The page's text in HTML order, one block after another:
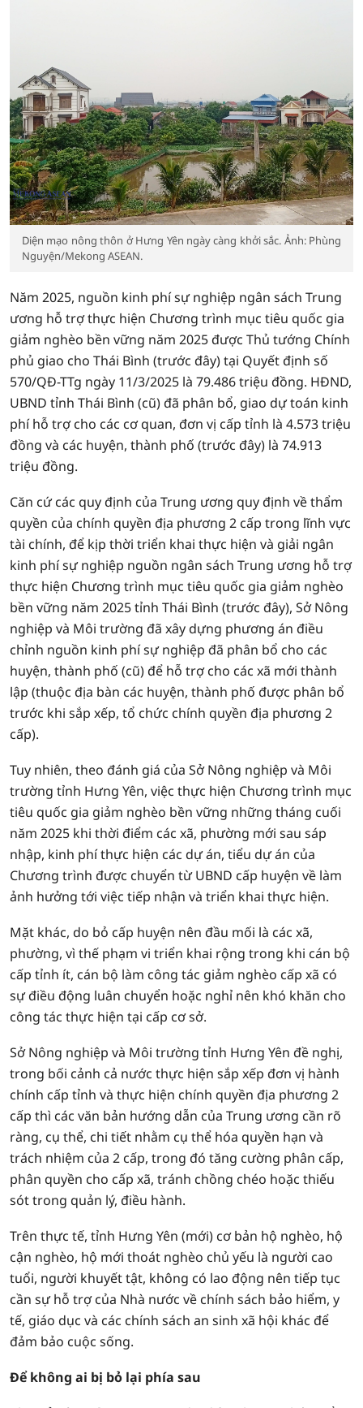
Diện mạo nông thôn ở Hưng Yên ngày càng khởi sắc. Ảnh: Phùng
Nguyện/Mekong ASEAN.
Năm 2025, nguồn kinh phí sự nghiệp ngân sách Trung
ương hỗ trợ thực hiện Chương trình mục tiêu quốc gia
giảm nghèo bền vững năm 2025 được Thủ tướng Chính
phủ giao cho Thái Bình (trước đây) tại Quyết định số
570/QĐ-TTg ngày 11/3/2025 là 79.486 triệu đồng. HĐND,
UBND tỉnh Thái Bình (cũ) đã phân bổ, giao dự toán kinh
phí hỗ trợ cho các cơ quan, đơn vị cấp tỉnh là 4.573 triệu
đồng và các huyện, thành phố (trước đây) là 74.913
triệu đồng.
Căn cứ các quy định của Trung ương quy định về thẩm
quyền của chính quyền địa phương 2 cấp trong lĩnh vực
tài chính, để kịp thời triển khai thực hiện và giải ngân
kinh phí sự nghiệp nguồn ngân sách Trung ương hỗ trợ
thực hiện Chương trình mục tiêu quốc gia giảm nghèo
bền vững năm 2025 tỉnh Thái Bình (trước đây), Sở Nông
nghiệp và Môi trường đã xây dựng phương án điều
chỉnh nguồn kinh phí sự nghiệp đã phân bổ cho các
huyện, thành phố (cũ) để hỗ trợ cho các xã mới thành
lập (thuộc địa bàn các huyện, thành phố được phân bổ
trước khi sắp xếp, tổ chức chính quyền địa phương 2
cấp).
Tuy nhiên, theo đánh giá của Sở Nông nghiệp và Môi
trường tỉnh Hưng Yên, việc thực hiện Chương trình mục
tiêu quốc gia giảm nghèo bền vững những tháng cuối
năm 2025 khi thời điểm các xã, phường mới sau sáp
nhập, kinh phí thực hiện các dự án, tiểu dự án của
Chương trình được chuyển từ UBND cấp huyện về làm
ảnh hưởng tới việc tiếp nhận và triển khai thực hiện.
Mặt khác, do bỏ cấp huyện nên đầu mối là các xã,
phường, vì thế phạm vi triển khai rộng trong khi cán bộ
cấp tỉnh ít, cán bộ làm công tác giảm nghèo cấp xã có
sự điều động luân chuyển hoặc nghỉ nên khó khăn cho
công tác thực hiện tại cấp cơ sở.
Sở Nông nghiệp và Môi trường tỉnh Hưng Yên đề nghị,
trong bối cảnh cả nước thực hiện sắp xếp đơn vị hành
chính cấp tỉnh và thực hiện chính quyền địa phương 2
cấp thì các văn bản hướng dẫn của Trung ương cần rõ
ràng, cụ thể, chi tiết nhằm cụ thể hóa quyền hạn và
trách nhiệm của 2 cấp, trong đó tăng cường phân cấp,
phân quyền cho cấp xã, tránh chồng chéo hoặc thiếu
sót trong quản lý, điều hành.
Trên thực tế, tỉnh Hưng Yên (mới) cơ bản hộ nghèo, hộ
cận nghèo, hộ mới thoát nghèo chủ yếu là người cao
tuổi, người khuyết tật, không có lao động nên tiếp tục
cần sự hỗ trợ của Nhà nước về chính sách bảo hiểm, y
tế, giáo dục và các chính sách an sinh xã hội khác để
đảm bảo cuộc sống.
Để không ai bị bỏ lại phía sau